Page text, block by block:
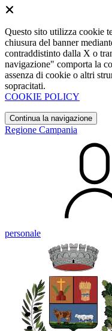
Questo sito utilizza cookie
chiusura del banner
contraddistinto dalla X o
navigazione" comporta la
assenza di cookie o altri
sopracitati.
COOKIE POLICY
Continua la navigazione
Regione Campania
personale